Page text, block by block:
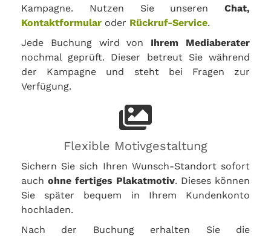
Kampagne. Nutzen Sie unseren Chat,
Kontaktformular oder Rückruf-Service.
Jede Buchung wird von Ihrem Mediaberater
nochmal geprüft. Dieser betreut Sie während
der Kampagne und steht bei Fragen zur
Verfügung.
Flexible Motivgestaltung
Sichern Sie sich Ihren Wunsch-Standort sofort
auch ohne fertiges Plakatmotiv. Dieses können
Sie später bequem in Ihrem Kundenkonto
hochladen.
Nach der Buchung erhalten Sie die